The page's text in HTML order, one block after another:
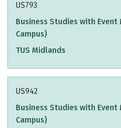
US793
Business Studies with
Campus)
TUS Midlands
US942
Business Studies with
Campus)